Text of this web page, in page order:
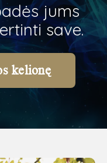
jums
save.
kelionę